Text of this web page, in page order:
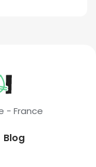
- France
Blog